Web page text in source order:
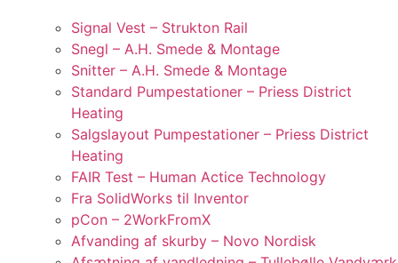
Signal Vest – Strukton Rail
Snegl – A.H. Smede & Montage
Snitter – A.H. Smede & Montage
Standard Pumpestationer – Priess District
Heating
Salgslayout Pumpestationer – Priess District
Heating
FAIR Test – Human Actice Technology
Fra SolidWorks til Inventor
pCon – 2WorkFromX
Afvanding af skurby – Novo Nordisk